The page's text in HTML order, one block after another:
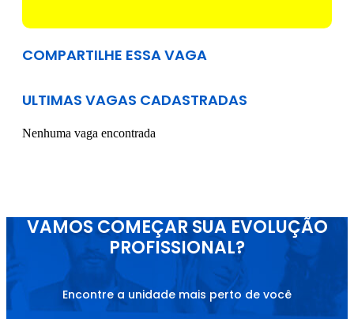
COMPARTILHE ESSA VAGA
ULTIMAS VAGAS CADASTRADAS
Nenhuma vaga encontrada
VAMOS COMEÇAR SUA EVOLUÇÃO
PROFISSIONAL?
Encontre a unidade mais perto de você